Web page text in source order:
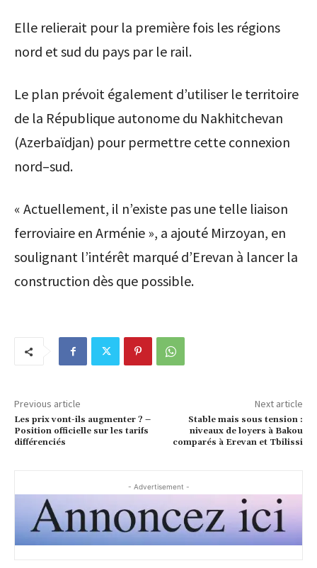
Elle relierait pour la première fois les régions
nord et sud du pays par le rail.
Le plan prévoit également d’utiliser le territoire
de la République autonome du Nakhitchevan
(Azerbaïdjan) pour permettre cette connexion
nord–sud.
« Actuellement, il n’existe pas une telle liaison
ferroviaire en Arménie », a ajouté Mirzoyan, en
soulignant l’intérêt marqué d’Erevan à lancer la
construction dès que possible.
Previous article
Les prix vont-ils augmenter ? –
Position officielle sur les tarifs
différenciés
Next article
Stable mais sous tension :
niveaux de loyers à Bakou
comparés à Erevan et Tbilissi
- Advertisement -